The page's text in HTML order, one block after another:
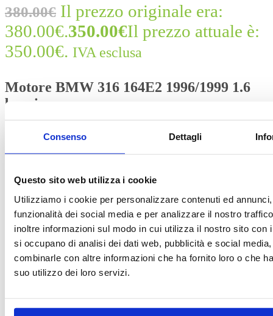
Consenso Dettagli
Questo sito web utilizza i cookie
Utilizziamo i cookie per personalizzare contenuti ed
funzionalità dei social media e per analizzare il nostro
inoltre informazioni sul modo in cui utilizza il nostro sito con
si occupano di analisi dei dati web, pubblicità e social
combinarle con altre informazioni che ha fornito loro o che
suo utilizzo dei loro servizi.
380.00€ Il prezzo originale era:
380.00€.350.00€Il prezzo attuale è:
350.00€. IVA esclusa
Motore BMW 316 164E2 1996/1999 1.6
benzina
Scopri tutti i modelli compatibili
IVA Clear
Richiedi assistenza
Richiedi assistenza